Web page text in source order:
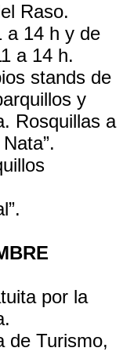
Raso.
a 14 h y de
a 14 h.
stands de
y
Rosquillas a
por la
de Turismo,